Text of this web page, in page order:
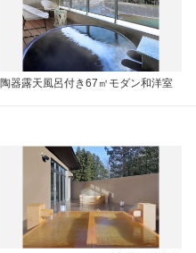
陶器露天風呂付き67㎡モダン和洋室